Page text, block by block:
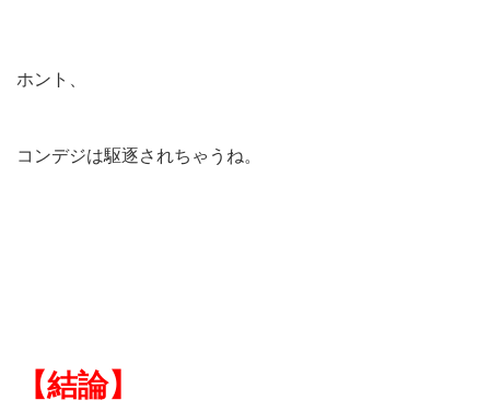
ホント、
コンデジは駆逐されちゃうね。
【結論】